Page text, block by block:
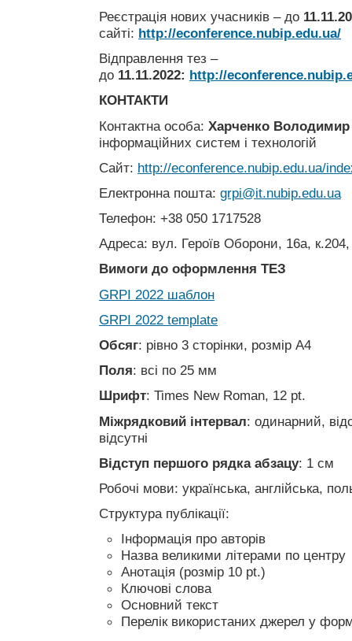
Реєстрація нових учасників – до
сайті: http://econference.nubip.edu.ua/
Відправлення тез –
до 11.11.2022: http://
КОНТАКТИ
Контактна особа: Харченко Володимир
інформаційних систем і технологій
Сайт: http://econference.nubip.edu.ua/
Електронна пошта: grpi@it.nubip.edu.ua
Телефон: +38 050 1717528
Адреса: вул. Героїв Оборони, 16а,
Вимоги до оформлення ТЕЗ
GRPI 2022 шаблон
GRPI 2022 template
Обсяг: рівно 3 сторінки, розмір А4
Поля: всі по 25 мм
Шрифт: Times New Roman, 12 pt.
Міжрядковий інтервал: одинарний,
відсутні
Відступ першого рядка абзацу: 1 см
Робочі мови: українська, англійська,
Структура публікації:
Інформація про авторів
Назва великими літерами по центру
Анотація (розмір 10 pt.)
Ключові слова
Основний текст
Перелік використаних джерел у